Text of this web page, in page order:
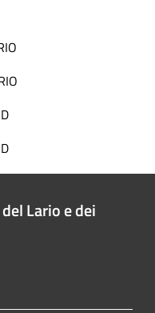
Lario e dei